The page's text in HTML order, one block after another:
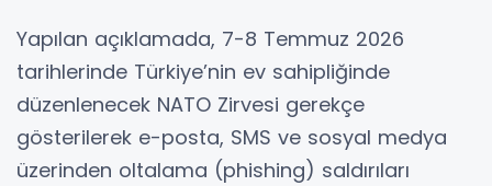
Yapılan açıklamada, 7-8 Temmuz 2026
tarihlerinde Türkiye’nin ev sahipliğinde
düzenlenecek NATO Zirvesi gerekçe
gösterilerek e-posta, SMS ve sosyal medya
üzerinden oltalama (phishing) saldırıları